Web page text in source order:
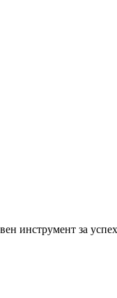
инструмент за